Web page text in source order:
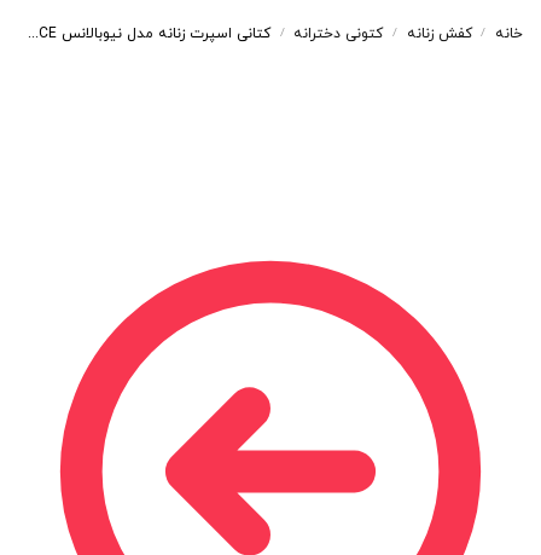
خانه / کفش زنانه / کتونی دخترانه / کتانی اسپرت زنانه مدل نیوبالانس NEW BALANCE رنگ کرم کد 7986